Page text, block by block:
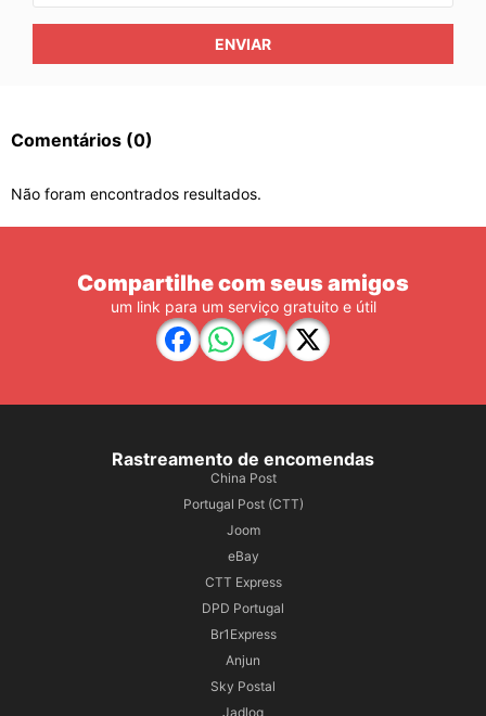
ENVIAR
Comentários (0)
Não foram encontrados resultados.
Compartilhe com seus amigos
um link para um serviço gratuito e útil
Rastreamento de encomendas
China Post
Portugal Post (CTT)
Joom
eBay
CTT Express
DPD Portugal
Br1Express
Anjun
Sky Postal
Jadlog